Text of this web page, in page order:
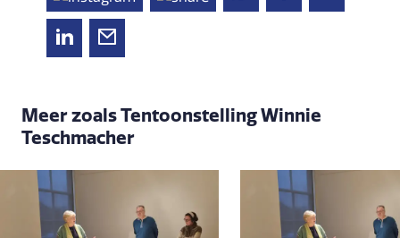
Meer zoals Tentoonstelling Winnie
Teschmacher